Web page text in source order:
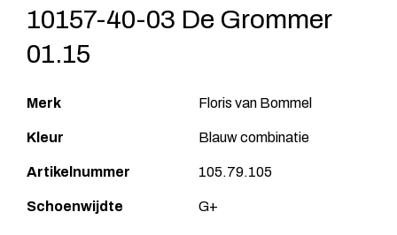
10157-40-03 De Grommer
01.15
Merk Floris van Bommel
Kleur Blauw combinatie
Artikelnummer 105.79.105
Schoenwijdte G+